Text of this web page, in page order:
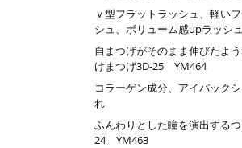
ｖ型フラットラッシュ、軽い
シュ、ボリューム感upラッシュ
自まつげがそのまま伸びたよ
けまつげ3D-25 YM464
コラーゲン成分、アイパック
れ
ふんわりとした瞳を演出する
24 YM463